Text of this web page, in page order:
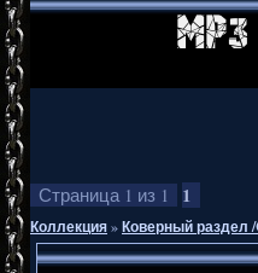
Страница 1 из 1 1
Коллекция»Коверный раздел /